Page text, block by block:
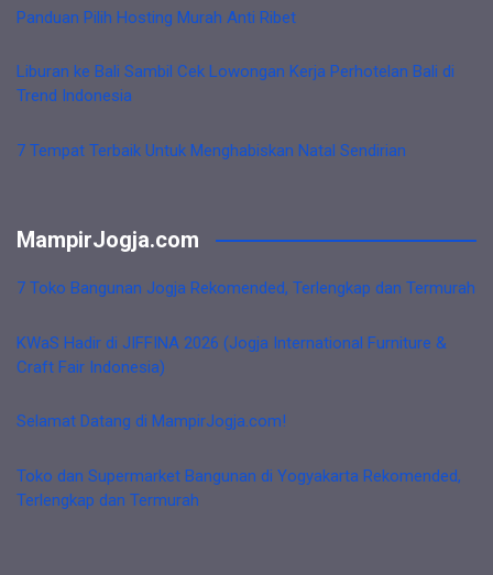
Panduan Pilih Hosting Murah Anti Ribet
Liburan ke Bali Sambil Cek Lowongan Kerja Perhotelan Bali di
Trend Indonesia
7 Tempat Terbaik Untuk Menghabiskan Natal Sendirian
MampirJogja.com
7 Toko Bangunan Jogja Rekomended, Terlengkap dan Termurah
KWaS Hadir di JIFFINA 2026 (Jogja International Furniture &
Craft Fair Indonesia)
Selamat Datang di MampirJogja.com!
Toko dan Supermarket Bangunan di Yogyakarta Rekomended,
Terlengkap dan Termurah